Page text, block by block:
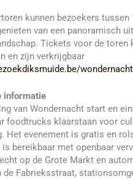
kunnen bezoekers tussen
van een panoramisch
Tickets voor de toren
en zijn verkrijgbaar
wondernacht
informatie
van Wondernacht start en
foodtrucks klaarstaan voor
Het evenement is gratis en
bereikbaar met openbaar
op de Grote Markt en
de Fabrieksstraat,